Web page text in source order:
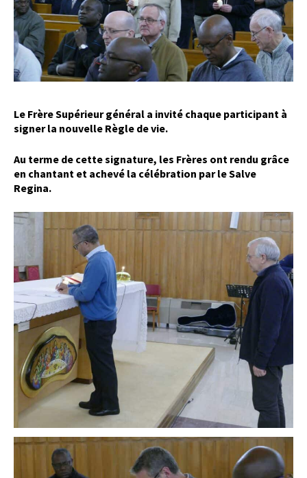
Le Frère Supérieur général a invité chaque participant à
signer la nouvelle Règle de vie.
Au terme de cette signature, les Frères ont rendu grâce
en chantant et achevé la célébration par le Salve
Regina.